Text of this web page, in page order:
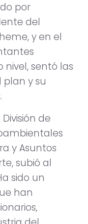
por
del
y en el
sentó las
plan y su
de
y Asuntos
subió al
sido un
han